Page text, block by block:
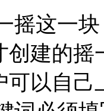
这一块
创建的摇
可以自己